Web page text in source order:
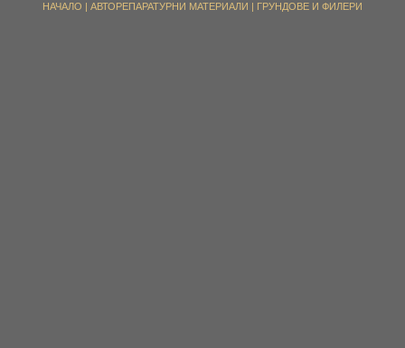
НАЧАЛО | АВТОРЕПАРАТУРНИ МАТЕРИАЛИ | ГРУНДОВЕ И ФИЛЕРИ